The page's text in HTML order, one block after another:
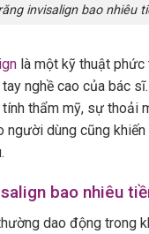
invisalign bao nhiêu
là một kỹ thuật
nghề cao của bác
thẩm mỹ, sự thoải
người dùng cũng khiến
bao nhiêu
dao động trong